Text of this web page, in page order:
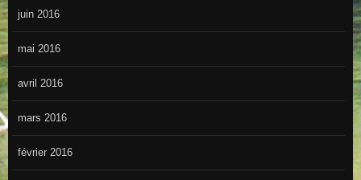
juin 2016
mai 2016
avril 2016
mars 2016
février 2016